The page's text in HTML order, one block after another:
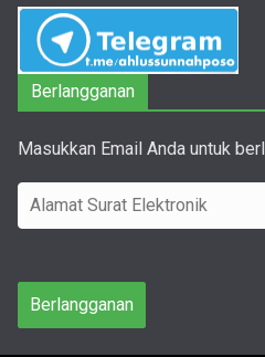
Berlangganan
Masukkan Email Anda untuk
l
m
t
Berlangganan